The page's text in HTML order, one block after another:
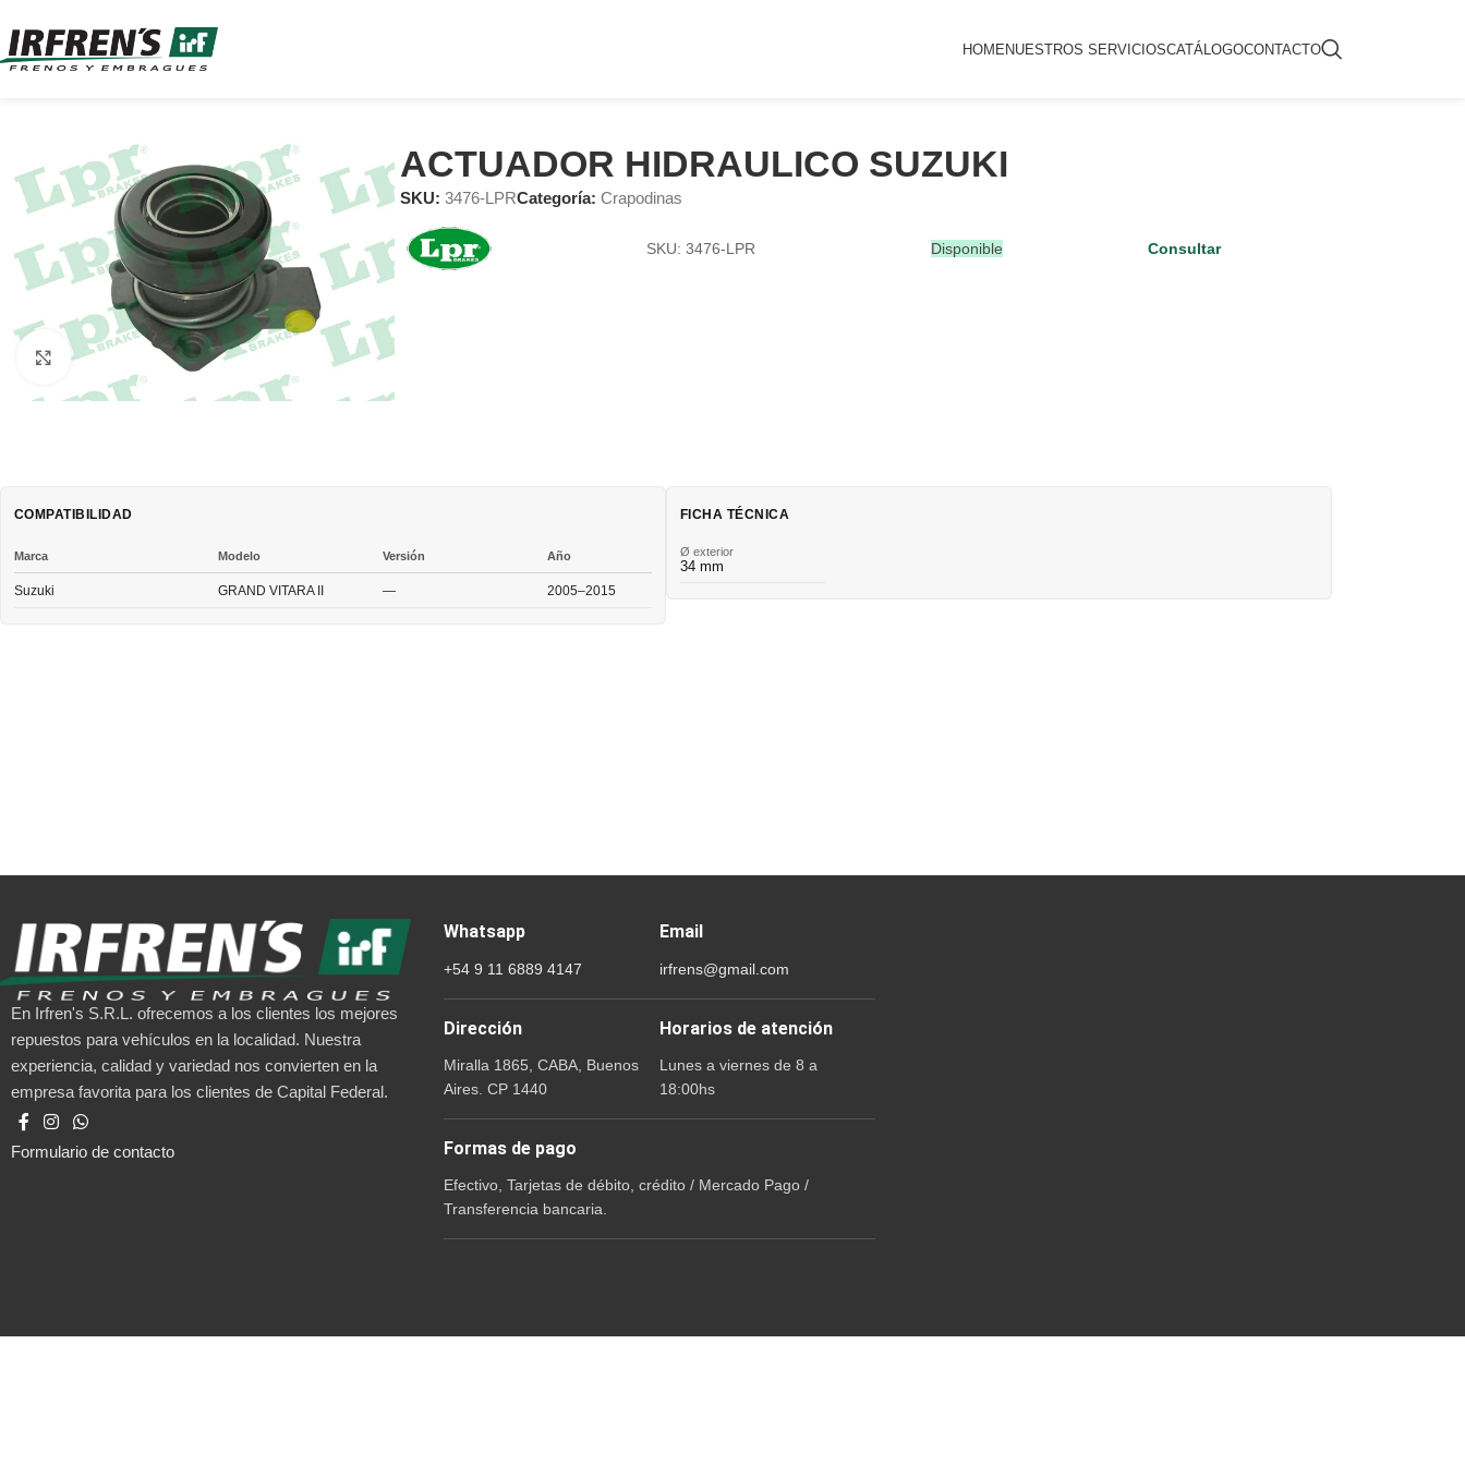
HOMENUESTROS SERVICIOSCATÁLOGOCONTACTO
Clic para ampliar
ACTUADOR HIDRAULICO SUZUKI
SKU: 3476-LPRCategoría: Crapodinas
SKU: 3476-LPR Disponible Consultar
COMPATIBILIDAD
Marca Modelo Versión Año
Suzuki GRAND VITARA II — 2005–2015
FICHA TÉCNICA
Ø exterior
34 mm
En Irfren's S.R.L. ofrecemos a los clientes los mejores
repuestos para vehículos en la localidad. Nuestra
experiencia, calidad y variedad nos convierten en la
empresa favorita para los clientes de Capital Federal.
Formulario de contacto
Whatsapp
+54 9 11 6889 4147
Email
irfrens@gmail.com
Dirección
Miralla 1865, CABA, Buenos
Aires. CP 1440
Horarios de atención
Lunes a viernes de 8 a
18:00hs
Formas de pago
Efectivo, Tarjetas de débito, crédito / Mercado Pago /
Transferencia bancaria.